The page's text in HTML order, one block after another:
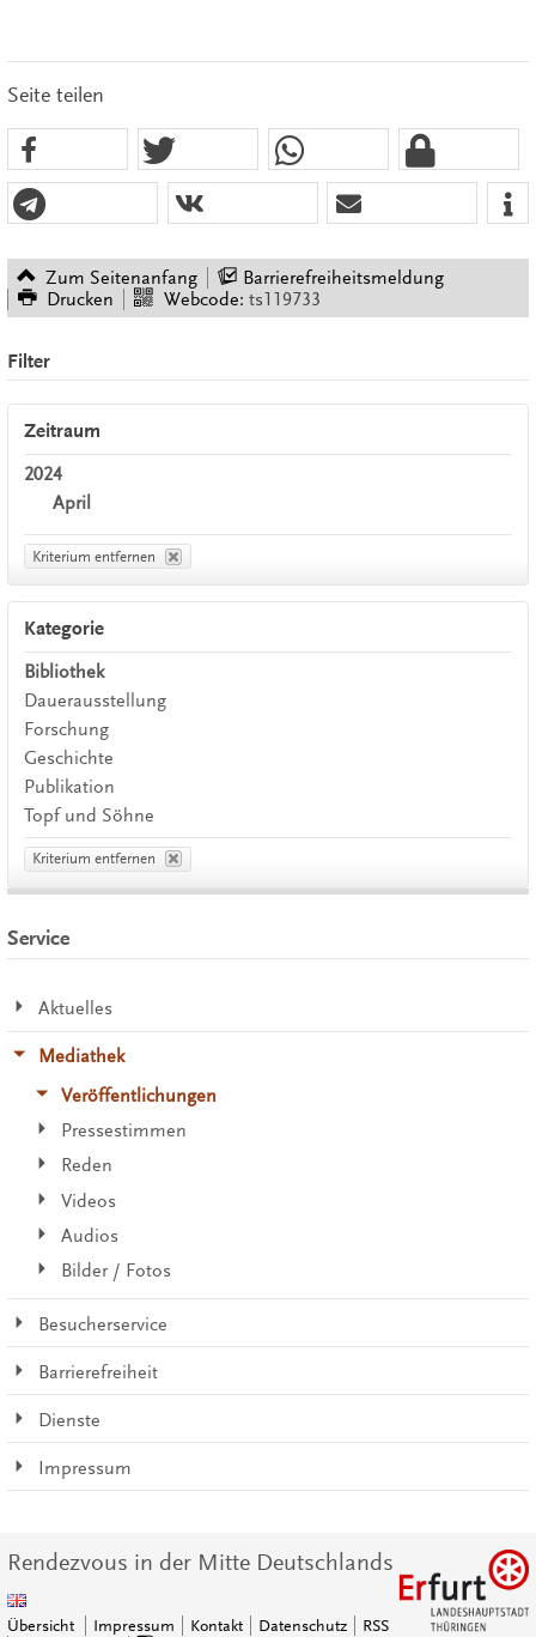
Seite teilen
Zum Seitenanfang
Barrierefreiheitsmeldung
Drucken
Webcode: ts119733
Filter
Zeitraum
2024
April
Kriterium entfernen
Kategorie
Bibliothek
Dauerausstellung
Forschung
Geschichte
Publikation
Topf und Söhne
Kriterium entfernen
Service
Aktuelles
Mediathek
Veröffentlichungen
Pressestimmen
Reden
Videos
Audios
Bilder / Fotos
Besucherservice
Barrierefreiheit
Dienste
Impressum
Rendezvous in der Mitte Deutschlands
Übersicht Impressum Kontakt Datenschutz RSS